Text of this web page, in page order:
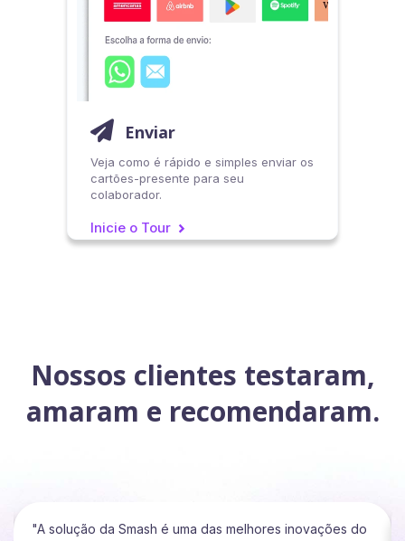
Enviar

Veja como é rápido e simples enviar os
cartões-presente para seu
colaborador.
Inicie o Tour >
Nossos clientes testaram,
amaram e recomendaram.
do
"Estou mandando essa mensagem apenas para